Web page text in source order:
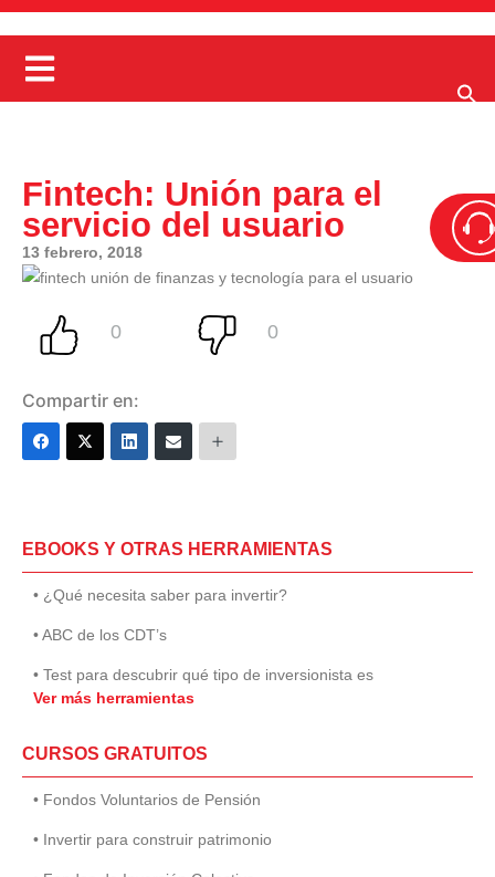
Fintech: Unión para el
servicio del usuario
13 febrero, 2018
Compartir en:
EBOOKS Y OTRAS HERRAMIENTAS
• ¿Qué necesita saber para invertir?
• ABC de los CDT’s
• Test para descubrir qué tipo de inversionista es
Ver más herramientas
CURSOS GRATUITOS
• Fondos Voluntarios de Pensión
• Invertir para construir patrimonio